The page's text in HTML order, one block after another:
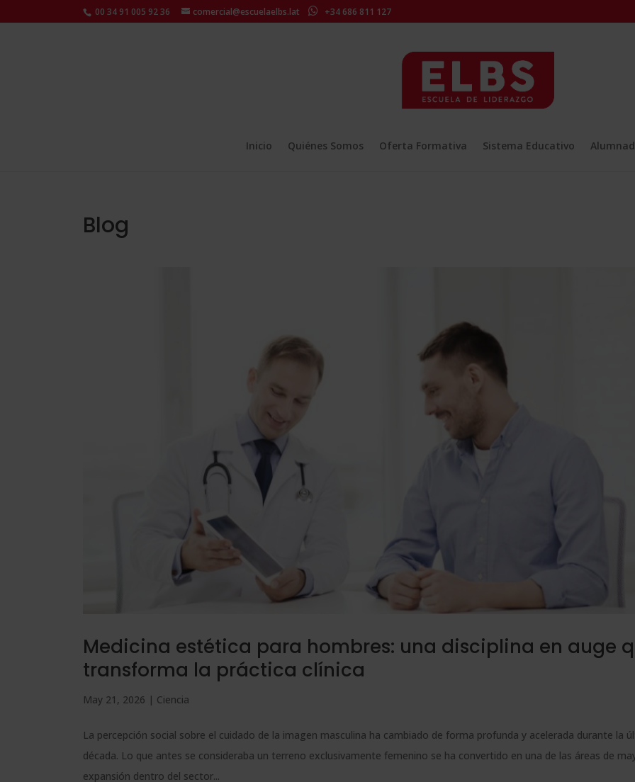
00 34 91 005 92 36 comercial@escuelaelbs.lat +34 686 811 127
Inicio Quiénes Somos Oferta Formativa Sistema Educativo
Blog
Medicina estética para hombres: una disciplina en auge
transforma la práctica clínica
May 21, 2026 | Ciencia
La percepción social sobre el cuidado de la imagen masculina ha cambiado de forma profunda y acelerada durante la
década. Lo que antes se consideraba un terreno exclusivamente femenino se ha convertido en una de las áreas de
expansión dentro del sector...